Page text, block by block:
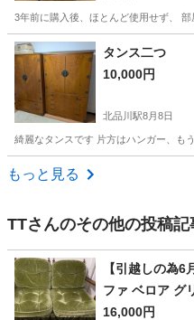
3年前に購入後、ほとんど使用せず、
東京 台東区 南千住駅
タンス二つ
10,000円
北品川駅8月8日
綺麗なタンスです 片方はハンガー、も
東京 品川区
もっと見る
TTさんのその他の投稿記
【引越しの為
ファ ベロア グ
16,000円